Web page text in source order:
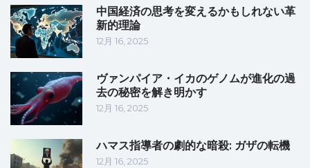
中国経済の思考を変えるかもしれない革
新的理論
12月 16, 2025
ヴァンパイア・イカのゲノムが進化の過
去の秘密を解き明かす
12月 16, 2025
ハマス指導者の劇的な暗殺: ガザの転機
12月 16, 2025